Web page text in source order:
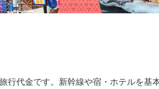
代金です。新幹線や宿・ホテルを